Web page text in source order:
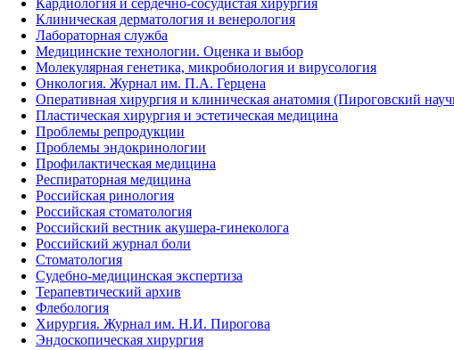
Кардиология и сердечно-сосудистая хирургия
Клиническая дерматология и венерология
Лабораторная служба
Медицинские технологии. Оценка и выбор
Молекулярная генетика, микробиология и вирусология
Онкология. Журнал им. П.А. Герцена
Оперативная хирургия и клиническая анатомия (Пироговский
Пластическая хирургия и эстетическая медицина
Проблемы репродукции
Проблемы эндокринологии
Профилактическая медицина
Респираторная медицина
Российская ринология
Российская стоматология
Российский вестник акушера-гинеколога
Российский журнал боли
Стоматология
Судебно-медицинская экспертиза
Терапевтический архив
Флебология
Хирургия. Журнал им. Н.И. Пирогова
Эндоскопическая хирургия